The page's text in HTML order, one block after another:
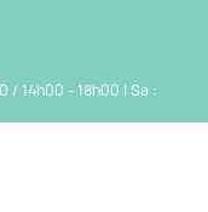
/ 14h00 - 18h00 | Sa :